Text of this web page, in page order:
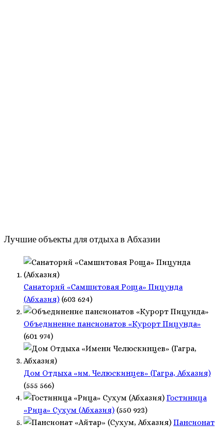
Лучшие объекты для отдыха в Абхазии
Санаторий «Самшитовая Роща» Пицунда
(Абхазия) (603 624)
Объединение пансионатов «Курорт Пицунда»
(601 974)
Дом Отдыха «им. Челюскинцев» (Гагра, Абхазия)
(555 566)
Гостиница
«Рица» Сухум (Абхазия) (550 923)
Пансионат